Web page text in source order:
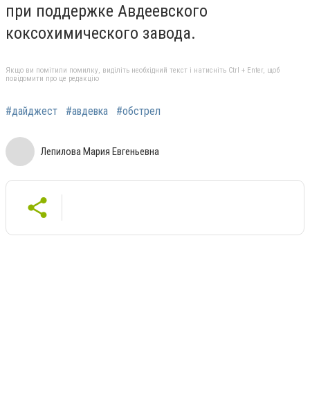
при поддержке Авдеевского
коксохимического завода.
Якщо ви помітили помилку, виділіть необхідний текст і натисніть Ctrl + Enter, щоб
повідомити про це редакцію
#дайджест #авдевка #обстрел
Лепилова Мария Евгеньевна